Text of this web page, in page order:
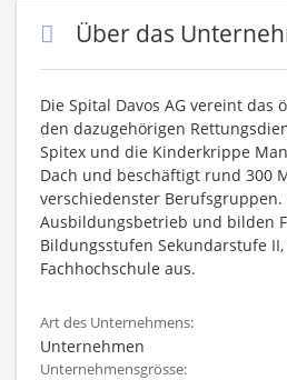
Über das
Die Spital Davos AG vereint das
den dazugehörigen
Spitex und die Kinderkrippe
Dach und beschäftigt rund 300
verschiedenster
Ausbildungsbetrieb und bilden
Bildungsstufen Sekundarstufe
Fachhochschule aus.
Art des Unternehmens:
Unternehmen
Unternehmensgrösse: